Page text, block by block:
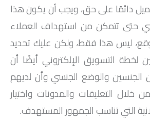
دائمًا على حق، ويجب أن يكون هذا
حتى تتمكن من استهداف العملاء
ليس هذا فقط، ولكن عليك تحديد
لخطة التسويق الإلكتروني أيضًا أن
الجنسين والوضع الجنسي وأن لديهم
خلال التعليقات والمدونات واختيار
التي تناسب الجمهور المستهدف.